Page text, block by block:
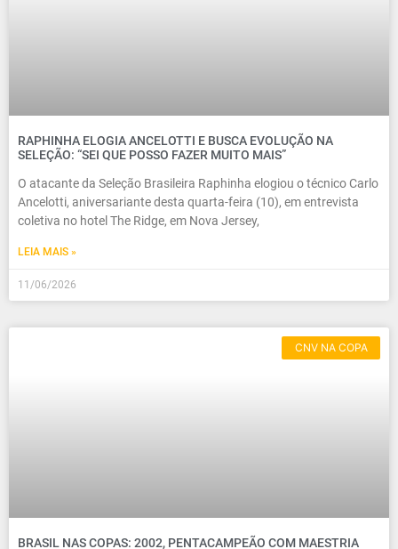
RAPHINHA ELOGIA ANCELOTTI E BUSCA EVOLUÇÃO NA
SELEÇÃO: “SEI QUE POSSO FAZER MUITO MAIS”
O atacante da Seleção Brasileira Raphinha elogiou o técnico Carlo
Ancelotti, aniversariante desta quarta-feira (10), em entrevista
coletiva no hotel The Ridge, em Nova Jersey,
LEIA MAIS »
11/06/2026
CNV NA COPA
BRASIL NAS COPAS: 2002, PENTACAMPEÃO COM MAESTRIA